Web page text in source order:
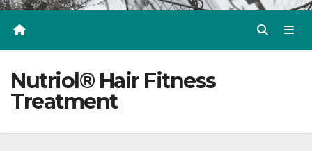
Nutriol® Hair Fitness
Treatment